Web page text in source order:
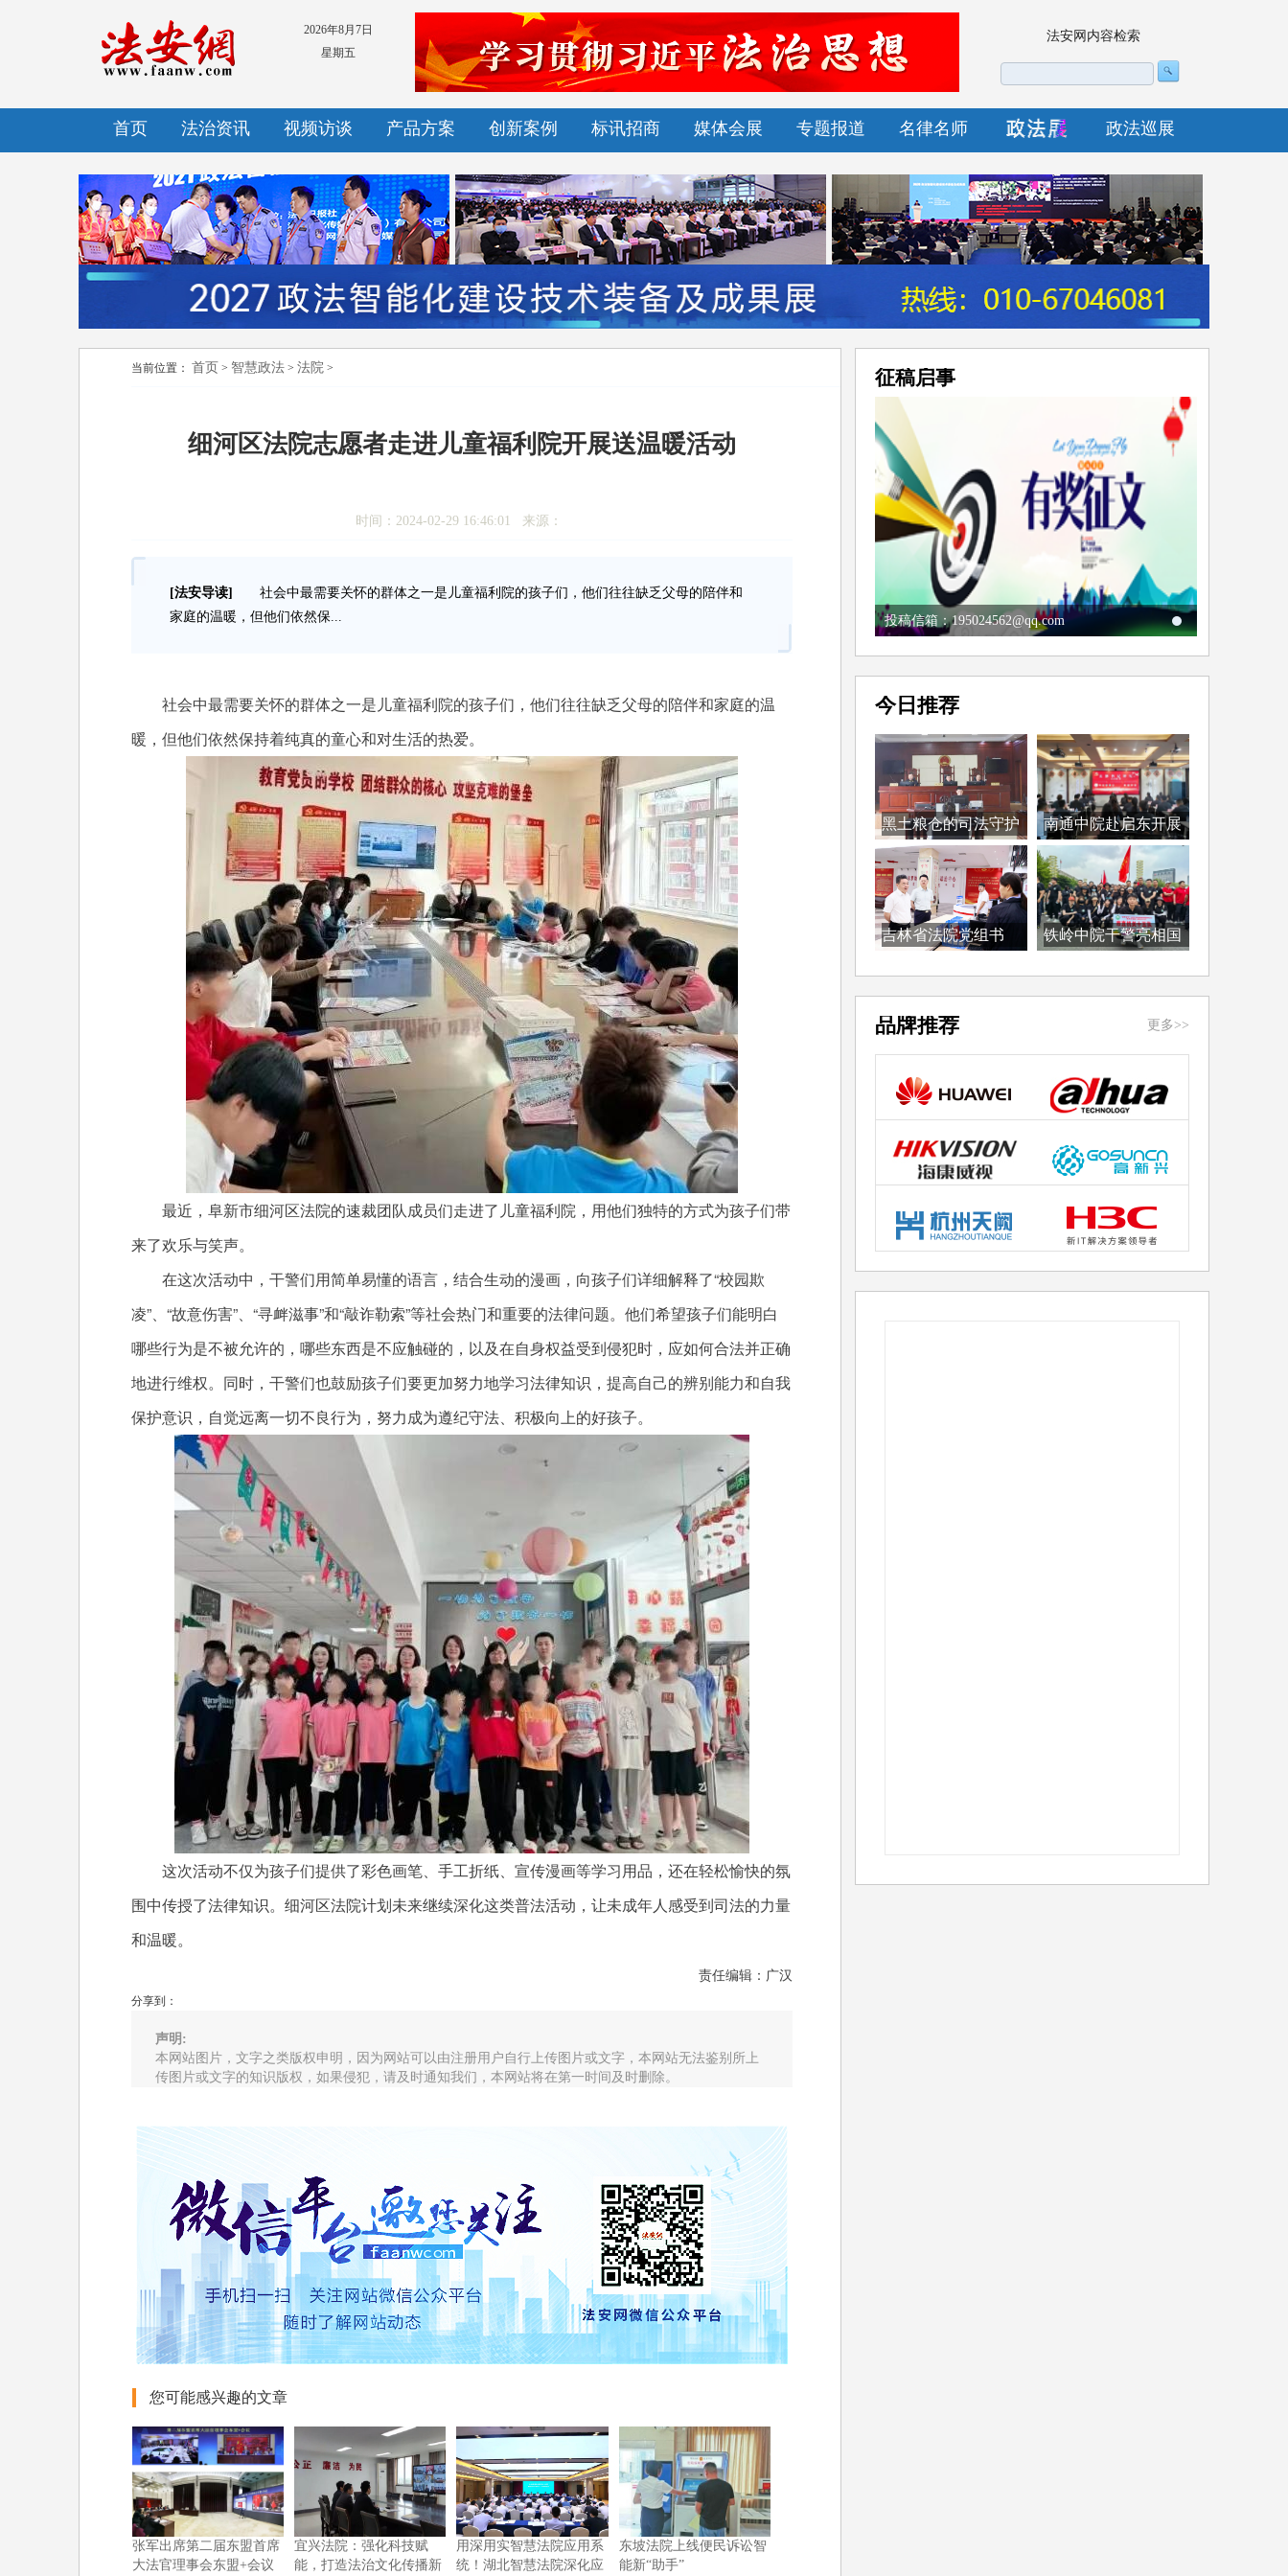
2026年8月7日
星期五
法安网内容检索
首页 法治资讯 视频访谈 产品方案 创新案例 标讯招商 媒体会展 专题报道 名律名师 政法巡展
当前位置： 首页 > 智慧政法 > 法院 >
细河区法院志愿者走进儿童福利院开展送温暖活动
时间：2024-02-29 16:46:01 来源：
[法安导读]
社会中最需要关怀的群体之一是儿童福利院的孩子们，他们往往缺乏父母的陪伴和
家庭的温暖，但他们依然保...
社会中最需要关怀的群体之一是儿童福利院的孩子们，他们往往缺乏父母的陪伴和家庭的温
暖，但他们依然保持着纯真的童心和对生活的热爱。
最近，阜新市细河区法院的速裁团队成员们走进了儿童福利院，用他们独特的方式为孩子们带
来了欢乐与笑声。
在这次活动中，干警们用简单易懂的语言，结合生动的漫画，向孩子们详细解释了“校园欺
凌”、“故意伤害”、“寻衅滋事”和“敲诈勒索”等社会热门和重要的法律问题。他们希望孩子们能明白
哪些行为是不被允许的，哪些东西是不应触碰的，以及在自身权益受到侵犯时，应如何合法并正确
地进行维权。同时，干警们也鼓励孩子们要更加努力地学习法律知识，提高自己的辨别能力和自我
保护意识，自觉远离一切不良行为，努力成为遵纪守法、积极向上的好孩子。
这次活动不仅为孩子们提供了彩色画笔、手工折纸、宣传漫画等学习用品，还在轻松愉快的氛
围中传授了法律知识。细河区法院计划未来继续深化这类普法活动，让未成年人感受到司法的力量
和温暖。
责任编辑：广汉
分享到：
声明:
本网站图片，文字之类版权申明，因为网站可以由注册用户自行上传图片或文字，本网站无法鉴别所上
传图片或文字的知识版权，如果侵犯，请及时通知我们，本网站将在第一时间及时删除。
您可能感兴趣的文章
张军出席第二届东盟首席
大法官理事会东盟+会议
宜兴法院：强化科技赋
能，打造法治文化传播新
用深用实智慧法院应用系
统！湖北智慧法院深化应
东坡法院上线便民诉讼智
能新“助手”
征稿启事
投稿信箱：195024562@qq.com
今日推荐
黑土粮仓的司法守护
者...
南通中院赴启东开展
第...
吉林省法院党组书
铁岭中院干警亮相国
品牌推荐 更多>>